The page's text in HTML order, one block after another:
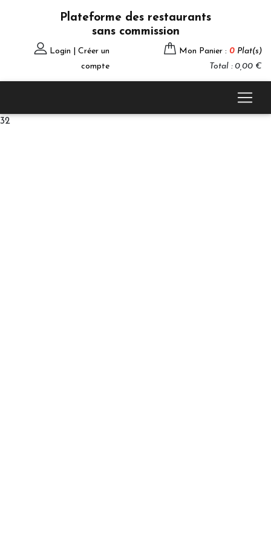
Plateforme des restaurants
sans commission
Login | Créer un
compte
Mon Panier : 0 Plat(s)
Total : 0,00 €
32